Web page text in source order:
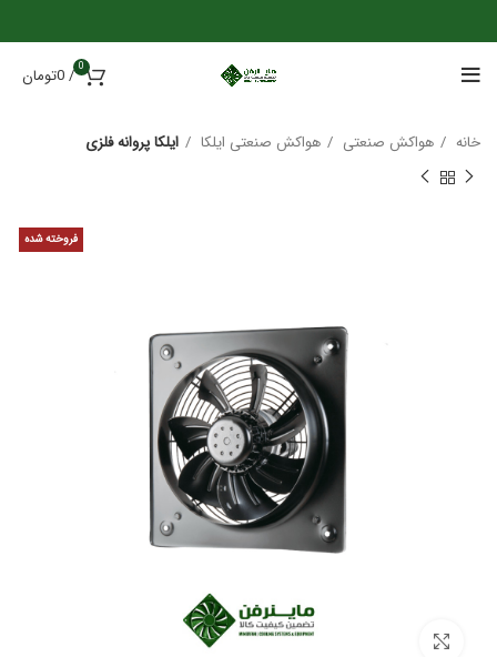
0
/
0تومان
خانه هواکش صنعتی هواکش صنعتی ایلکا ایلکا پروانه فلزی
فروخته شده
برای بزرگنمایی کلیک کنید